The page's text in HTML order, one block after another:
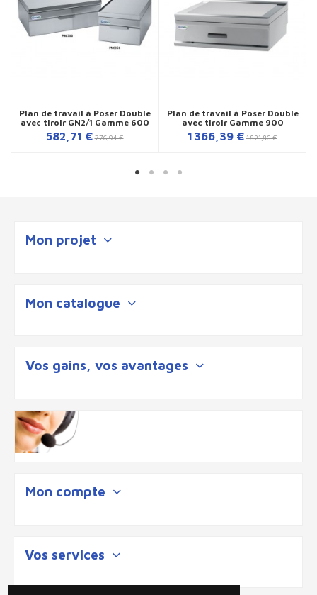
Plan de travail à Poser Double
avec tiroir GN2/1 Gamme 600
582,71 € 776,94 €
Plan de travail à Poser Double
avec tiroir Gamme 900
1 366,39 € 1 821,86 €
Mon projet
Mon catalogue
Vos gains, vos avantages
Mon compte
Vos services